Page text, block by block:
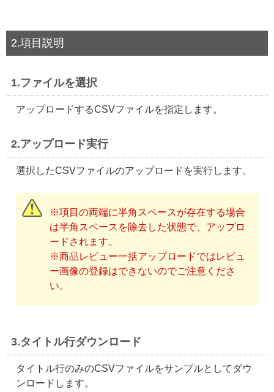
2.項目説明
1.ファイルを選択
アップロードするCSVファイルを指定します。
2.アップロード実行
選択したCSVファイルのアップロードを実行します。
※項目の両端に半角スペースが存在する場合
は半角スペースを除去した状態で、アップロ
ードされます。
※商品レビュー一括アップロードではレビュ
ー画像の登録はできないのでご注意くださ
い。
3.タイトル行ダウンロード
タイトル行のみのCSVファイルをサンプルとしてダウ
ンロードします。